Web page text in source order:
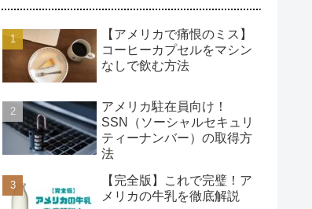
【アメリカで痛恨のミス】
コーヒーカプセルをマシン
なしで飲む方法
アメリカ駐在員向け！
SSN（ソーシャルセキュリ
ティーナンバー）の取得方
法
【完全版】これで完璧！ア
メリカの牛乳を徹底解説